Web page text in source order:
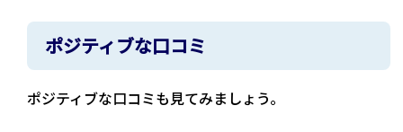
ポジティブな口コミ
ポジティブな口コミも見てみましょう。